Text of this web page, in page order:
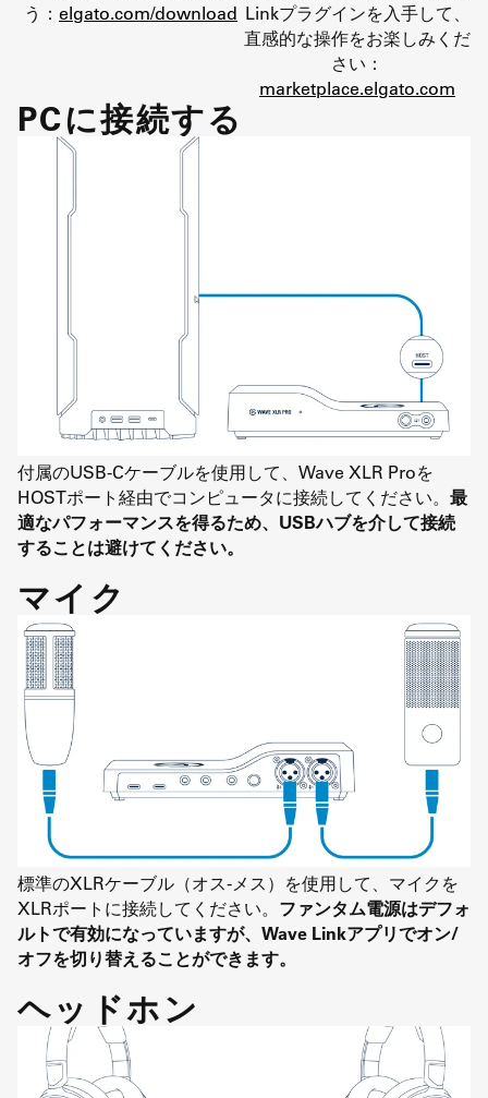
う： elgato.com/download Linkプラグインを入手して、
直感的な操作をお楽しみくだ
さい：
marketplace.elgato.com
PCに接続する
付属のUSB-Cケーブルを使用して、Wave XLR Proを
HOSTポート経由でコンピュータに接続してください。 最
適なパフォーマンスを得るため、USBハブを介して接続
することは避けてください。
マイク
標準のXLRケーブル（オス-メス）を使用して、マイクを
XLRポートに接続してください。 ファンタム電源はデフォ
ルトで有効になっていますが、Wave Linkアプリでオン/
オフを切り替えることができます。
ヘッドホン